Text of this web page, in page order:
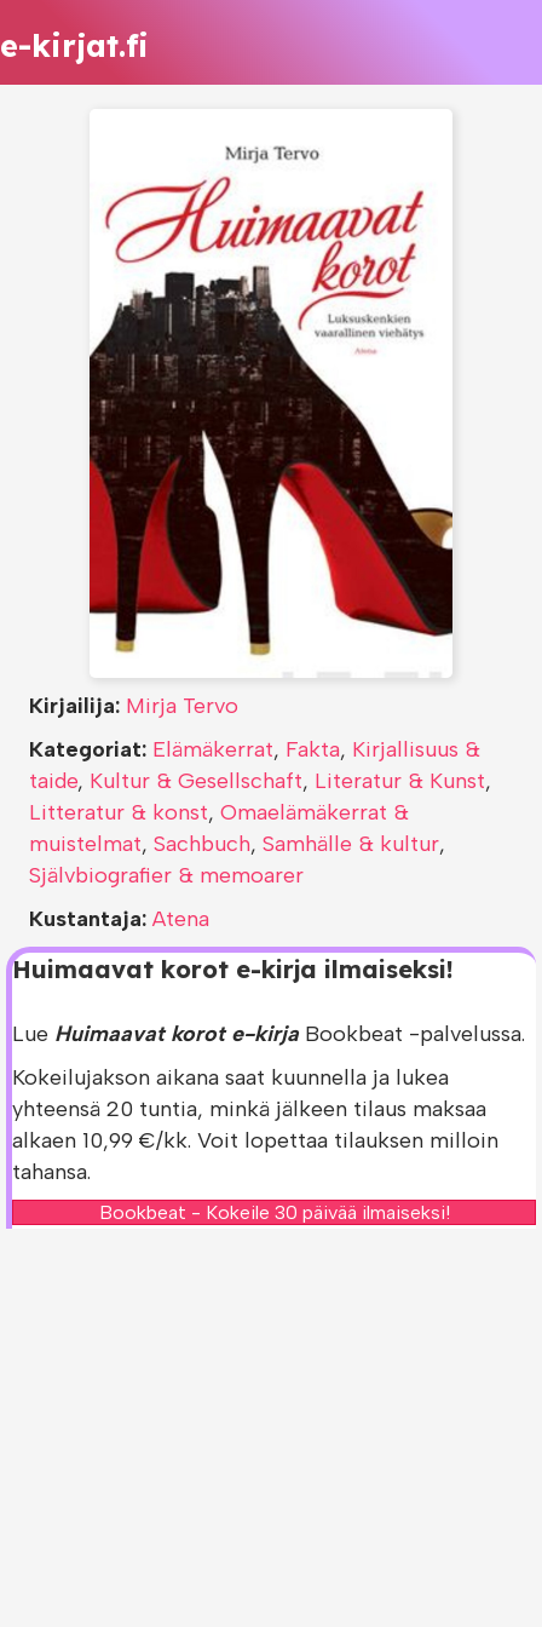
e-kirjat.fi
Huimaavat korot e-kirja ilmaiseksi!
Lue Huimaavat korot e-kirja Bookbeat -palvelussa.
Kokeilujakson aikana saat kuunnella ja lukea
yhteensä 20 tuntia, minkä jälkeen tilaus maksaa
alkaen 10,99 €/kk. Voit lopettaa tilauksen milloin
tahansa.
Bookbeat - Kokeile 30 päivää ilmaiseksi!
Kirjailija: Mirja Tervo
Kategoriat: Elämäkerrat, Fakta, Kirjallisuus &
taide, Kultur & Gesellschaft, Literatur & Kunst,
Litteratur & konst, Omaelämäkerrat &
muistelmat, Sachbuch, Samhälle & kultur,
Självbiografier & memoarer
Kustantaja: Atena